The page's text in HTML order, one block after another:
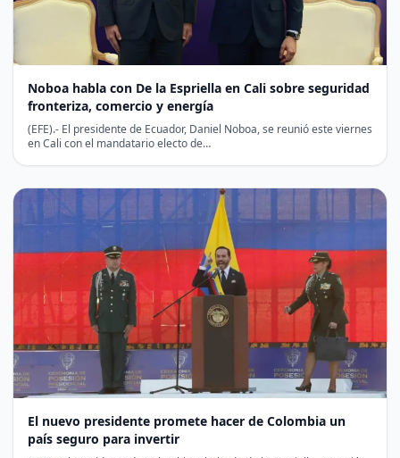
Noboa habla con De la Espriella en Cali sobre seguridad
fronteriza, comercio y energía
(EFE).- El presidente de Ecuador, Daniel Noboa, se reunió este viernes
en Cali con el mandatario electo de…
El nuevo presidente promete hacer de Colombia un
país seguro para invertir